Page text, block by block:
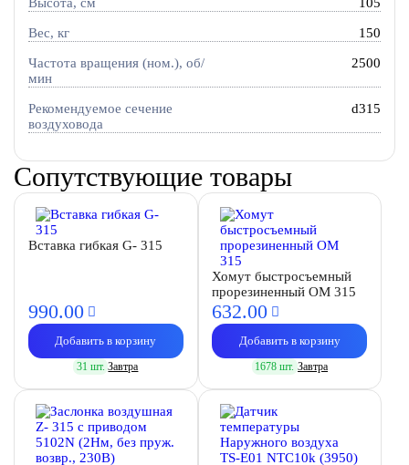
Высота, см 105
Вес, кг 150
Частота вращения (ном.), об/
мин
2500
Рекомендуемое сечение
воздуховода
d315
Сопутствующие товары
Вставка гибкая G- 315
990.00
Добавить в корзину
31 шт. Завтра
Хомут быстросъемный
прорезиненный OM 315
632.00
Добавить в корзину
1678 шт. Завтра